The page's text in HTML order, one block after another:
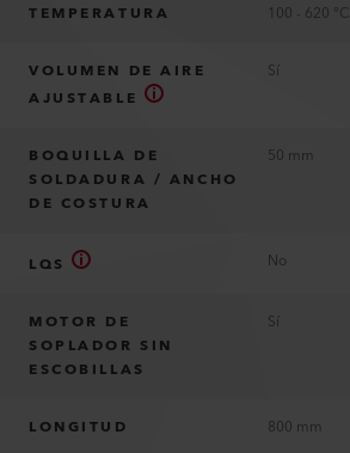
TEMPERATURA 100 - 620 °C
VOLUMEN DE AIRE
AJUSTABLE
Sí
BOQUILLA DE
SOLDADURA / ANCHO
DE COSTURA
50 mm
LQS No
MOTOR DE
SOPLADOR SIN
ESCOBILLAS
Sí
LONGITUD 800 mm